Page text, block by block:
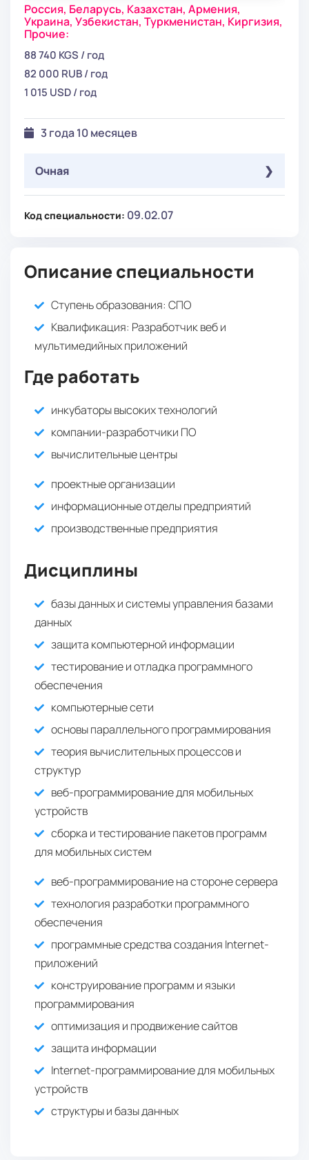
Россия, Беларусь, Казахстан, Армения,
Украина, Узбекистан, Туркменистан, Киргизия,
Прочие:
88 740 KGS / год
82 000 RUB / год
1 015 USD / год
3 года 10 месяцев
Очная
Школа (9 классов):
Прочие:
138 000 RUB / год
1 708 USD / год
3 года 10 месяцев
Школа (11 классов), Высшее, НПО, СПО
Россия,Беларусь,Казахстан,
Прочие:
149 343 KGS / год
138 000 RUB / год
2 года 10 месяцев
Код специальности: 09.02.07
Описание специальности
Ступень образования: СПО
Квалификация: Разработчик веб и
мультимедийных приложений
Где работать
инкубаторы высоких технологий
компании-разработчики ПО
вычислительные центры
проектные организации
информационные отделы предприятий
производственные предприятия
Дисциплины
базы данных и системы управления базами
данных
защита компьютерной информации
тестирование и отладка программного
обеспечения
компьютерные сети
основы параллельного программирования
теория вычислительных процессов и
структур
веб-программирование для мобильных
устройств
сборка и тестирование пакетов программ
для мобильных систем
веб-программирование на стороне сервера
технология разработки программного
обеспечения
программные средства создания Internet-
приложений
конструирование программ и языки
программирования
оптимизация и продвижение сайтов
защита информации
Internet-программирование для мобильных
устройств
структуры и базы данных